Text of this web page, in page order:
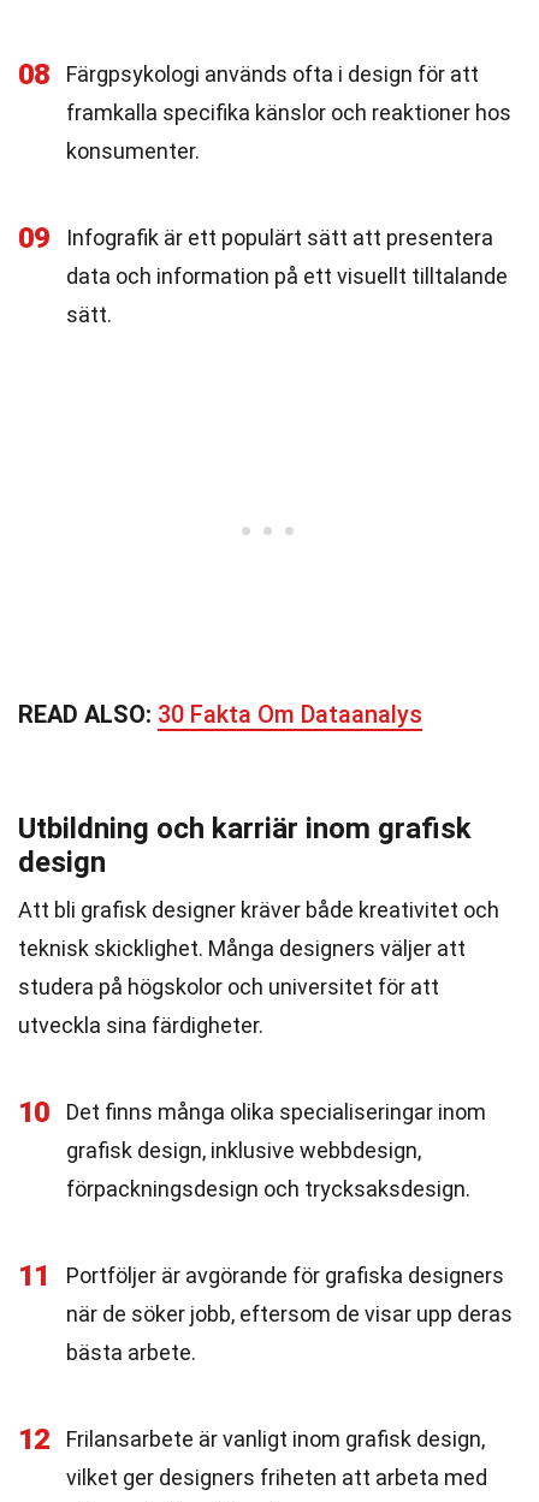
08
Färgpsykologi används ofta i design för att
framkalla specifika känslor och reaktioner hos
konsumenter.
09
Infografik är ett populärt sätt att presentera
data och information på ett visuellt tilltalande
sätt.
READ ALSO: 30 Fakta Om Dataanalys
Utbildning och karriär inom grafisk
design
Att bli grafisk designer kräver både kreativitet och
teknisk skicklighet. Många designers väljer att
studera på högskolor och universitet för att
utveckla sina färdigheter.
10
Det finns många olika specialiseringar inom
grafisk design, inklusive webbdesign,
förpackningsdesign och trycksaksdesign.
11
Portföljer är avgörande för grafiska designers
när de söker jobb, eftersom de visar upp deras
bästa arbete.
12
Frilansarbete är vanligt inom grafisk design,
vilket ger designers friheten att arbeta med